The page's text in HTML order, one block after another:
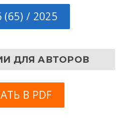
/ 2025
ДЛЯ АВТОРОВ
В PDF